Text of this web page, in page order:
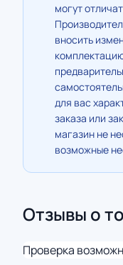
могут
вносить
для вас
заказа или
магазин не
возможные
Отзывы о
Проверка